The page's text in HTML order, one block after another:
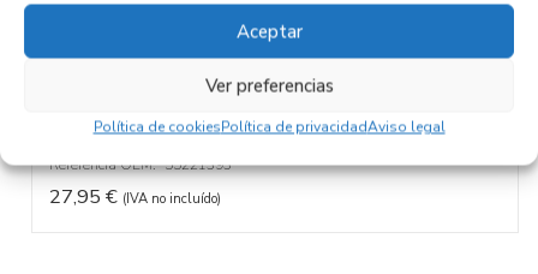
Aceptar
Ver preferencias
Política de cookiesPolítica de privacidadAviso legal
SOPORTE MOTOR 55221393
Recambios FIAT II DOBLÒ (263) CARGO 263A2000
Referencia OEM: 55221393
27,95 € (IVA no incluído)